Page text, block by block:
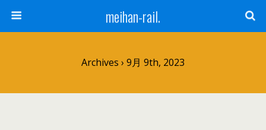
meihan-rail.
Archives › 9月 9th, 2023